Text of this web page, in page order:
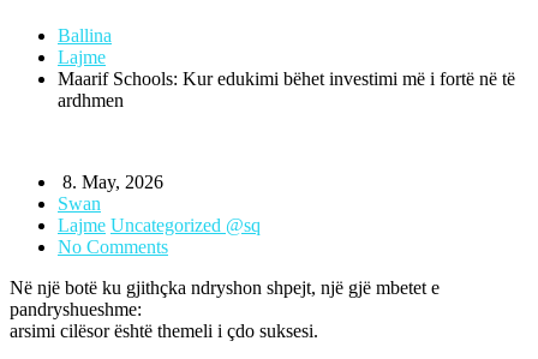
Ballina
Lajme
Maarif Schools: Kur edukimi bëhet investimi më i fortë në të
ardhmen
8. May, 2026
Swan
Lajme Uncategorized @sq
No Comments
Në një botë ku gjithçka ndryshon shpejt, një gjë mbetet e
pandryshueshme:
arsimi cilësor është themeli i çdo suksesi.